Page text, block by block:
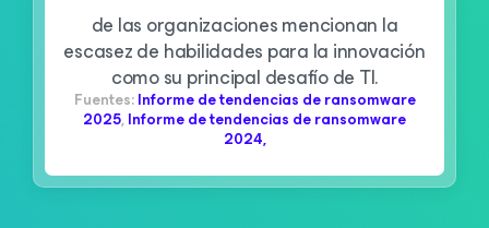
de las organizaciones mencionan la
escasez de habilidades para la innovación
como su principal desafío de TI.
Fuentes:Informe de tendencias de ransomware
2025,Informe de tendencias de ransomware
2024,